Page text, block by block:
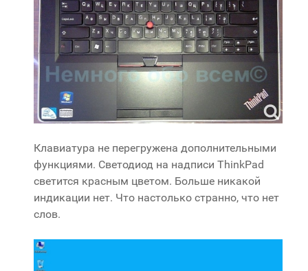
Клавиатура не перегружена дополнительными
функциями. Светодиод на надписи ThinkPad
светится красным цветом. Больше никакой
индикации нет. Что настолько странно, что нет
слов.